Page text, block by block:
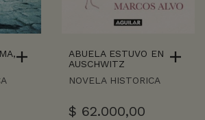
ABUELA ESTUVO EN
AUSCHWITZ
NOVELA HISTORICA
$ 62.000,00